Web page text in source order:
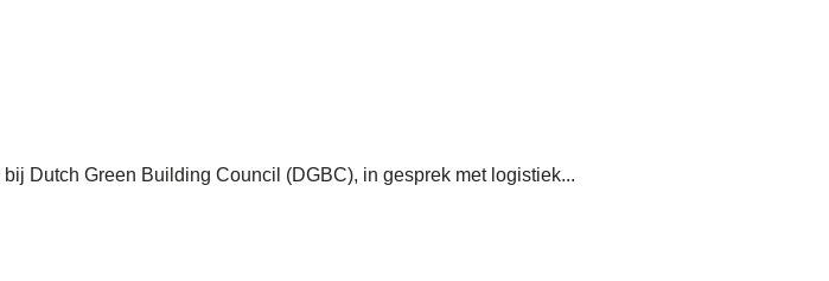
Dutch Green Building Council (DGBC), in gesprek met logistiek...